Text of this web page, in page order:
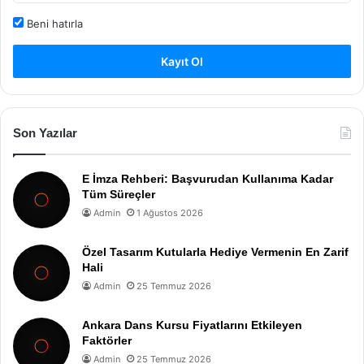
Beni hatırla
Kayıt Ol
Son Yazılar
E İmza Rehberi: Başvurudan Kullanıma Kadar
Tüm Süreçler
Admin 1 Ağustos 2026
Özel Tasarım Kutularla Hediye Vermenin En Zarif
Hali
Admin 25 Temmuz 2026
Ankara Dans Kursu Fiyatlarını Etkileyen
Faktörler
Admin 25 Temmuz 2026